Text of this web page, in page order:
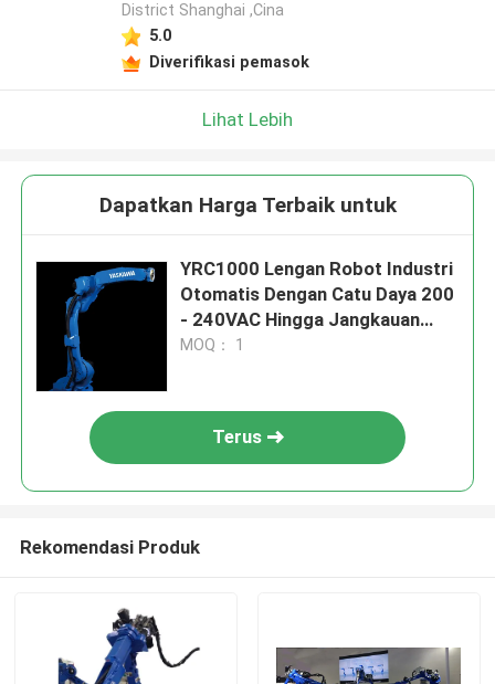
District Shanghai ,Cina
5.0
Diverifikasi pemasok
Lihat Lebih
Dapatkan Harga Terbaik untuk
YRC1000 Lengan Robot Industri
Otomatis Dengan Catu Daya 200
- 240VAC Hingga Jangkauan
1,5m
MOQ： 1
Terus
Rekomendasi Produk